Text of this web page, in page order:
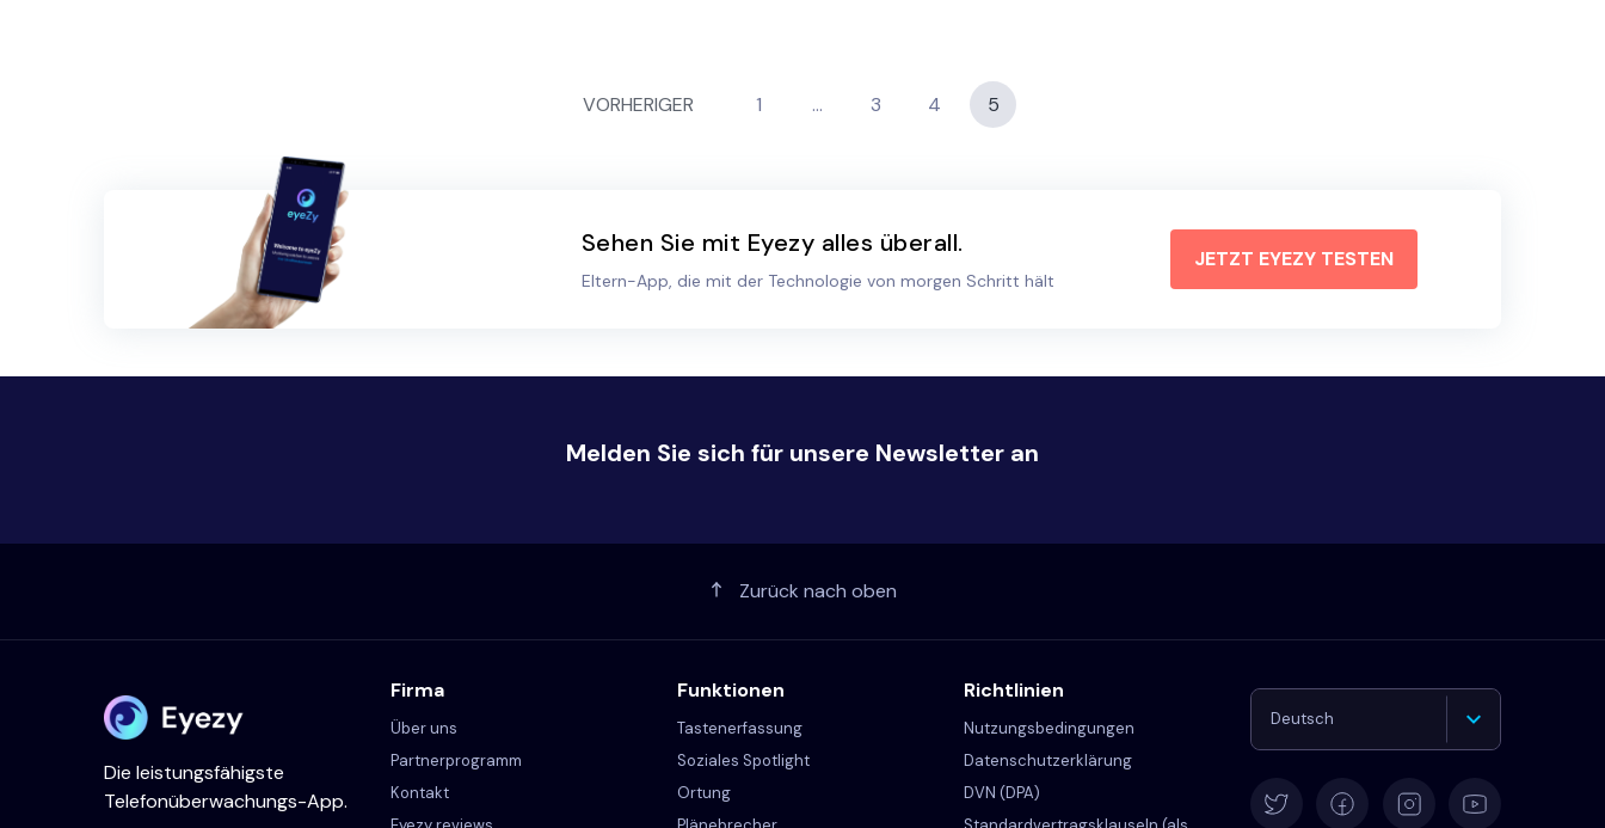
VORHERIGER 1 … 3 4 5
Sehen Sie mit Eyezy alles überall.
Eltern-App, die mit der Technologie von morgen Schritt hält
JETZT EYEZY TESTEN
Melden Sie sich für unsere Newsletter an
Zurück nach oben
Die leistungsfähigste
Telefonüberwachungs-App.
Firma
Über uns
Partnerprogramm
Kontakt
Funktionen
Tastenerfassung
Soziales Spotlight
Ortung
Richtlinien
Nutzungsbedingungen
Datenschutzerklärung
DVN (DPA)
Deutsch